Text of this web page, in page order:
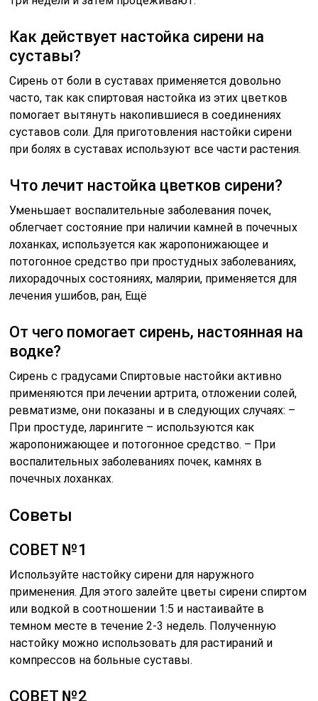
Как действует настойка сирени на
суставы?
Сирень от боли в суставах применяется довольно
часто, так как спиртовая настойка из этих цветков
помогает вытянуть накопившиеся в соединениях
суставов соли. Для приготовления настойки сирени
при болях в суставах используют все части растения.
Что лечит настойка цветков сирени?
Уменьшает воспалительные заболевания почек,
облегчает состояние при наличии камней в почечных
лоханках, используется как жаропонижающее и
потогонное средство при простудных заболеваниях,
лихорадочных состояниях, малярии, применяется для
лечения ушибов, ран, Ещё
От чего помогает сирень, настоянная на
водке?
Сирень с градусами Спиртовые настойки активно
применяются при лечении артрита, отложении солей,
ревматизме, они показаны и в следующих случаях: –
При простуде, ларингите – используются как
жаропонижающее и потогонное средство. – При
воспалительных заболеваниях почек, камнях в
почечных лоханках.
Советы
СОВЕТ №1
Используйте настойку сирени для наружного
применения. Для этого залейте цветы сирени спиртом
или водкой в соотношении 1:5 и настаивайте в
темном месте в течение 2-3 недель. Полученную
настойку можно использовать для растираний и
компрессов на больные суставы.
СОВЕТ №2